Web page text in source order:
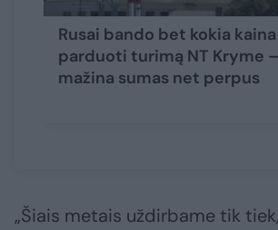
Rusai bando bet kokia kaina
parduoti turimą NT Kryme –
mažina sumas net perpus
„Šiais metais uždirbame tik